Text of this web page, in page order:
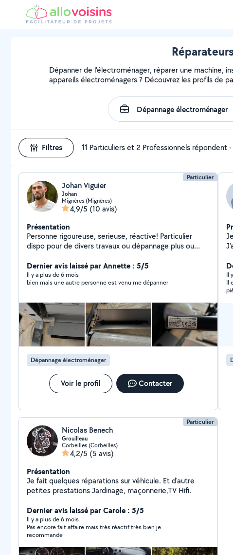
Dépanner de l'électroménager, réparer une machine,
appareils électroménagers ? Découvrez les profils de
Filtres 11 Particuliers et 2 Professionnels répondent-
Particulier
Johan Viguier
Johan
Mignères (Mignères)
4,9/5 (10 avis)
Présentation
Personne rigoureuse, serieuse, réactive! Particulier
dispo pour de divers travaux ou dépannage plus ou
des travaux) : Bâtiment (maçonnerie, couverture, etc)
Électricité Petit ou gros électroménager Jardinage
(surtout de l'entretien)
Dernier avis laissé par Annette : 5/5
Il y a plus de 6 mois
bien mais une autre personne est venu me dépanner
Dépannage électroménager
Voir le profil Contacter
Il
II
Particulier
Nicolas Benech
Grouilleau
Corbeilles (Corbeilles)
4,2/5 (5 avis)
Présentation
Je fait quelques réparations sur véhicule. Et d'autre
petites prestations Jardinage, maçonnerie,TV Hifi.
Dernier avis laissé par Carole : 5/5
Il y a plus de 6 mois
Pas encore fait affaire mais très réactif très bien je
recommande